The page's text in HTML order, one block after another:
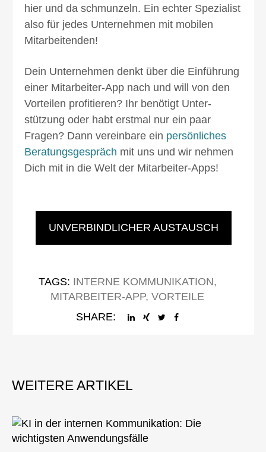
hier und da schmunzeln. Ein echter Spezialist
also für jedes Unternehmen mit mobilen
Mitarbeitenden!
Dein Unternehmen denkt über die Einführung
einer Mitarbeiter-App nach und will von den
Vorteilen profitieren? Ihr benötigt Unter­
stützung oder habt erstmal nur ein paar
Fragen? Dann vereinbare ein persönliches
Beratungsgespräch mit uns und wir nehmen
Dich mit in die Welt der Mitarbeiter-Apps!
UNVERBINDLICHER AUSTAUSCH
TAGS: INTERNE KOMMUNIKATION,
MITARBEITER-APP, VORTEILE
SHARE: